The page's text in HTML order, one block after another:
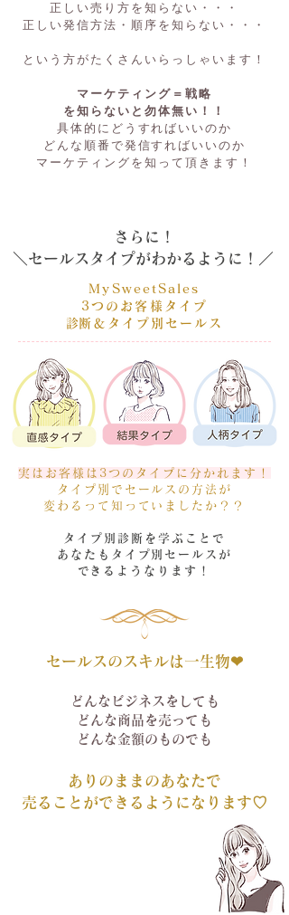
正しい売り方を知らない・・・
正しい発信方法・順序を知らない・・・
という方がたくさんいらっしゃいます！
マーケティング​＝戦略
を知らないと勿体無い！！
具体的にどうすればいいのか
どんな順番で発信すればいいのか
マーケティングを知って頂きます！
さらに！
＼セールスタイプがわかるように！
／
MySweetSales
3つのお客様タイプ
​診断＆タイプ別セールス
実はお客様は3つのタイプに分かれます！
タイプ別でセールスの方法が
変わるって知っていましたか？？
タイプ別診断を学ぶことで
あなたもタイプ別セールスが
​できるようなります！
セールスのスキルは一生物❤︎
どんなビジネスをしても
どんな商品を売っても
どんな金額のものでも
ありのままのあなたで
​売ることができるようになります♡